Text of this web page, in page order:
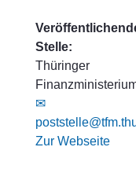
Stelle:
Thüringer
✉
Zur Webseite